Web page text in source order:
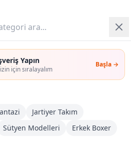
Yapın
için sıralayalım
Başla →
Jartiyer Takım
Sütyen Modelleri Erkek Boxer
Sepete Ekle